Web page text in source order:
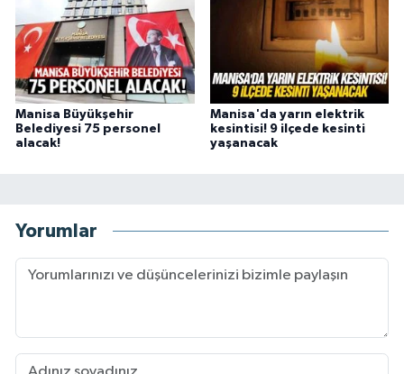
Manisa Büyükşehir
Belediyesi 75 personel
alacak!
Manisa'da yarın elektrik
kesintisi! 9 ilçede kesinti
yaşanacak
Yorumlar